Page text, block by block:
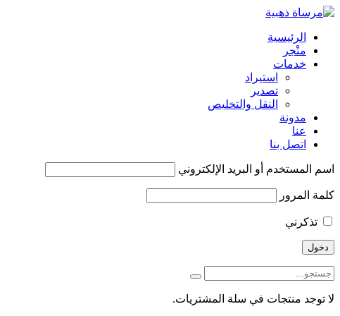
الرئيسية
متْجر
خدمات
استيراد
تصدير
النقل والتخليص
مدونة
عنا
اتصل بنا
اسم المستخدم أو البريد الإلكتروني
كلمة المرور
تذكرني
لا توجد منتجات في سلة المشتريات.